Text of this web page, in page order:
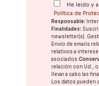
He leído y
Política de
Responsable:
Finalidades:
newsletter(s).
Envío de emails
relativos a
asociados.
relación con Ud.,
llevar a cabo las
Los datos pueden